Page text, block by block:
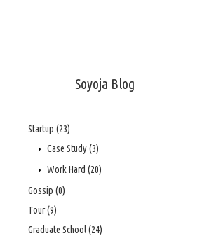
Soyoja Blog
Startup (23)
Case Study(3)
Work Hard (20)
Gossip (0)
Tour(9)
Graduate School(24)